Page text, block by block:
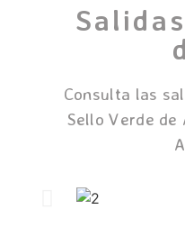
Consulta las
Sello Verde de